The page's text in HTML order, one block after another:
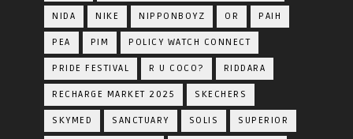
NIDA NIKE NIPPONBOYZ OR PAIH
PEA PIM POLICY WATCH CONNECT
PRIDE FESTIVAL R U COCO? RIDDARA
RECHARGE MARKET 2025 SKECHERS
SKYMED SANCTUARY SOLIS SUPERIOR